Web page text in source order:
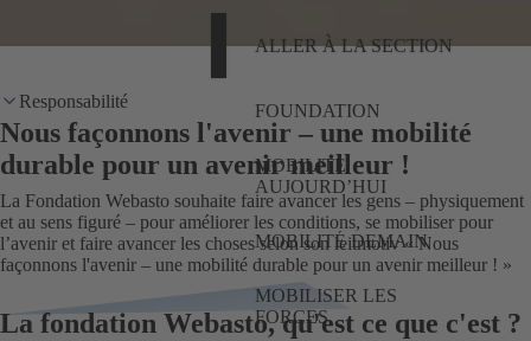
ALLER À LA SECTION
FOUNDATION
MOBILITÉ
AUJOURD’HUI
MOBILITÉ DEMAIN
MOBILISER LES
FORCES
Responsabilité
Nous façonnons l'avenir – une mobilité
durable pour un avenir meilleur !
La Fondation Webasto souhaite faire avancer les gens – physiquement
et au sens figuré – pour améliorer les conditions, se mobiliser pour
l’avenir et faire avancer les choses selon son leitmotiv « Nous
façonnons l'avenir – une mobilité durable pour un avenir meilleur ! »
La fondation Webasto, qu'est ce que c'est ?